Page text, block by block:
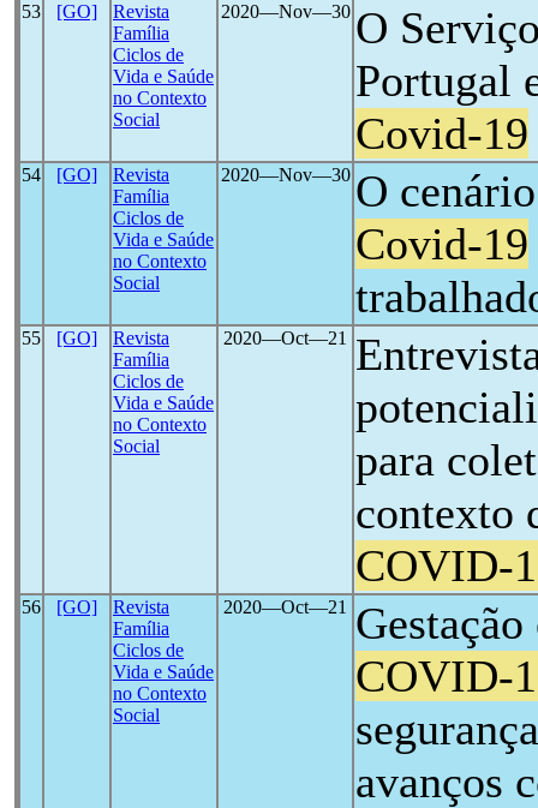
53 [GO]
Revista
Família
Ciclos de
Vida e Saúde
no Contexto
Social
2020―Nov―30 O
Portugal
Covid-19
54 [GO]
Revista
Família
Ciclos de
Vida e Saúde
no Contexto
Social
2020―Nov―30 O
Covid-19
55 [GO]
Revista
Família
Ciclos de
Vida e Saúde
no Contexto
Social
2020―Oct―21
para
contexto
COVID-
56 [GO]
Revista
Família
Ciclos de
Vida e Saúde
no Contexto
Social
2020―Oct―21
COVID-
avanços